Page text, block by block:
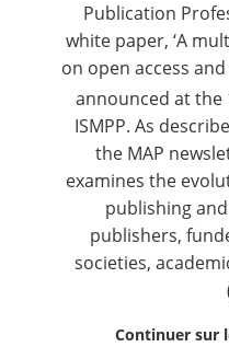
Publication
white paper, ‘A
on open access
announced at the
ISMPP. As
the MAP
examines the
publishing
publishers,
societies,
Continuer sur